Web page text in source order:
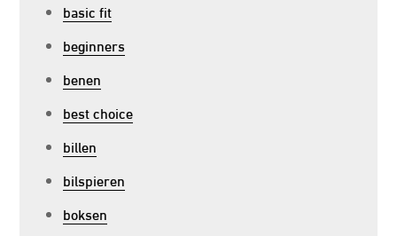
basic fit
beginners
benen
best choice
billen
bilspieren
boksen